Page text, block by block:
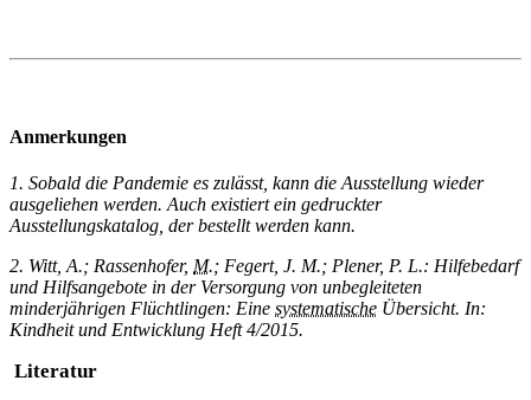
Anmerkungen
1. Sobald die Pandemie es zulässt, kann die Ausstellung wieder
ausgeliehen werden. Auch existiert ein gedruckter
Ausstellungskatalog, der bestellt werden kann.
2. Witt, A.; Rassenhofer, M.; Fegert, J. M.; Plener, P. L.: Hilfebedarf
und Hilfsangebote in der Versorgung von unbegleiteten
minderjährigen Flüchtlingen: Eine systematische Übersicht. In:
Kindheit und Entwicklung Heft 4/2015.
Literatur